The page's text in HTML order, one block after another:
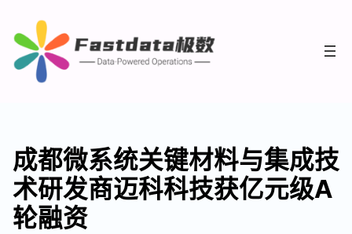
成都微系统关键材料与集成技
术研发商迈科科技获亿元级A
轮融资